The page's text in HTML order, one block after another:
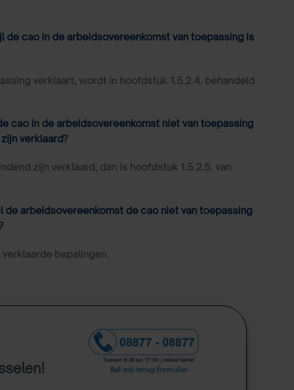
cao in de arbeidsovereenkomst van toepassing is
verklaart, wordt in hoofdstuk 1.5.2.4. behandeld
cao in de arbeidsovereenkomst niet van toepassing
verklaard?
zijn verklaard, dan is hoofdstuk 1.5.2.5. van
arbeidsovereenkomst de cao niet van toepassing
bepalingen.